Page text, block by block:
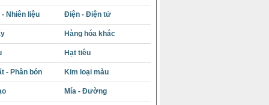
- Nhiên liệu Điện - Điện tử
Hàng hóa khác
Hạt tiêu
- Phân bón Kim loại màu
Mía - Đường